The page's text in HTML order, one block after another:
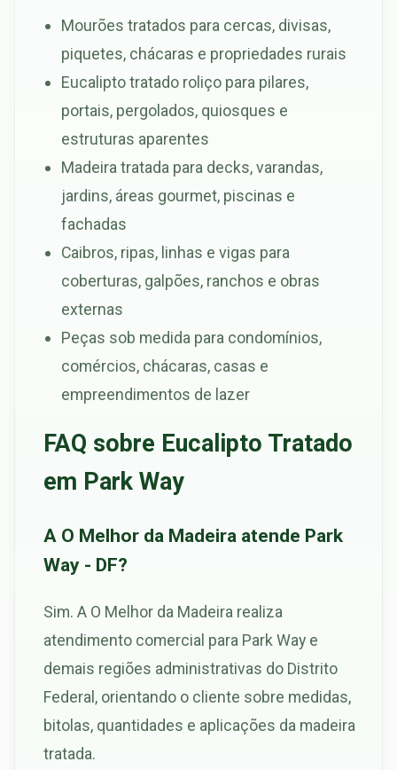
Mourões tratados para cercas, divisas,
piquetes, chácaras e propriedades rurais
Eucalipto tratado roliço para pilares,
portais, pergolados, quiosques e
estruturas aparentes
Madeira tratada para decks, varandas,
jardins, áreas gourmet, piscinas e
fachadas
Caibros, ripas, linhas e vigas para
coberturas, galpões, ranchos e obras
externas
Peças sob medida para condomínios,
comércios, chácaras, casas e
empreendimentos de lazer
FAQ sobre Eucalipto Tratado
em Park Way
A O Melhor da Madeira atende Park
Way - DF?
Sim. A O Melhor da Madeira realiza
atendimento comercial para Park Way e
demais regiões administrativas do Distrito
Federal, orientando o cliente sobre medidas,
bitolas, quantidades e aplicações da madeira
tratada.